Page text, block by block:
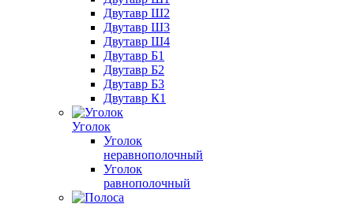
Двутавр Ш2
Двутавр Ш3
Двутавр Ш4
Двутавр Б1
Двутавр Б2
Двутавр Б3
Двутавр К1
Уголок
Уголок
неравнополочный
Уголок
равнополочный